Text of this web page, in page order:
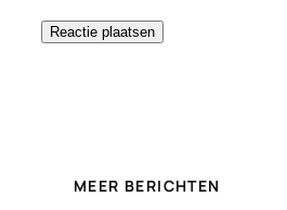
MEER BERICHTEN